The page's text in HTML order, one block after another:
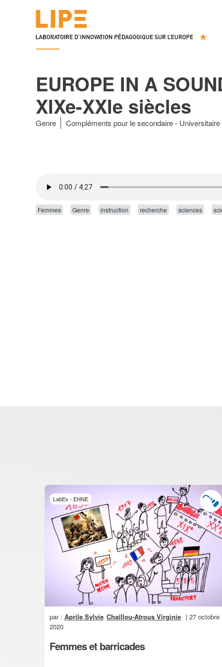
EUROPE IN A
XIXe-XXIe siècles
Genre Compléments pour le secondaire Universitaire
Femmes Genre instruction recherche sciences
LabEx - EHNE
par : Aprile Sylvie Chaillou-Atrous Virginie | 27 octobre
2020
Femmes et barricades